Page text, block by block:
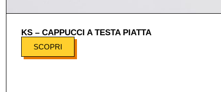
KS – CAPPUCCI A TESTA PIATTA
SCOPRI